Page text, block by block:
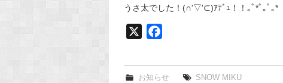
うさ太でした！(∩'▽'⊂)ｱﾃﾞｭ！！｡ﾟ*ﾟ｡ﾟ｡*
e
お知らせ SNOW MIKU